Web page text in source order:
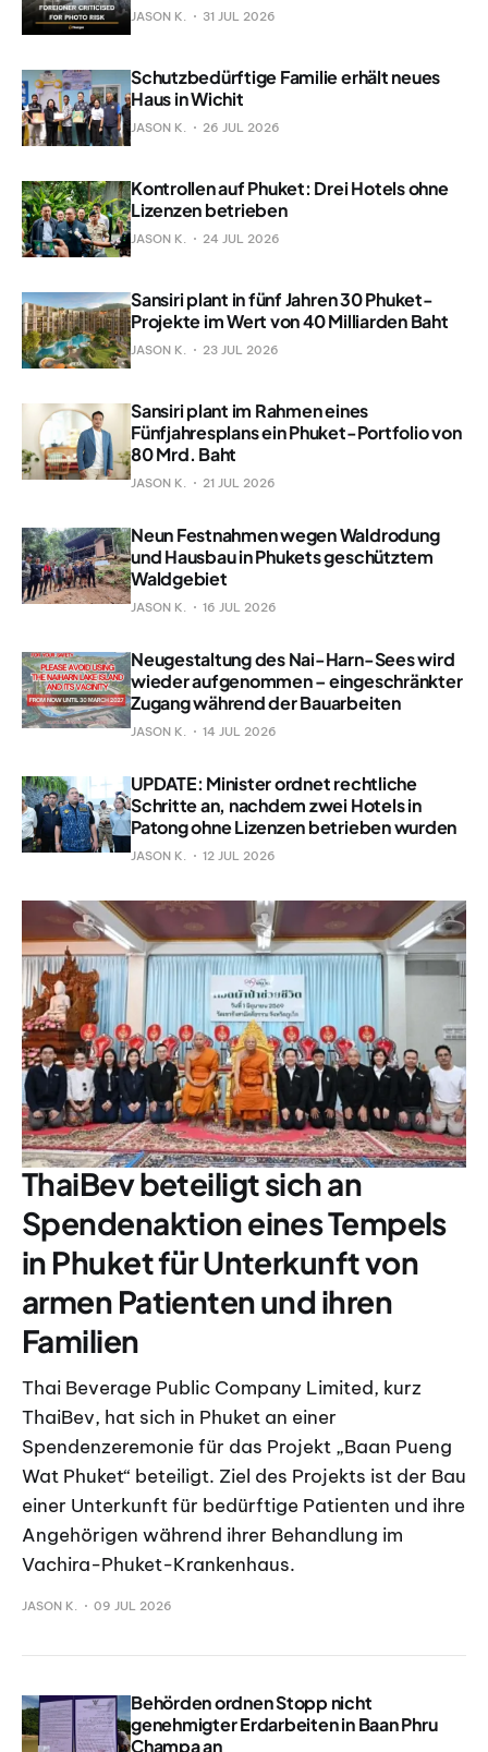
JASON K. 31 JUL 2026
Schutzbedürftige Familie erhält neues
Haus in Wichit
JASON K. 26 JUL 2026
Kontrollen auf Phuket: Drei Hotels ohne
Lizenzen betrieben
JASON K. 24 JUL 2026
Sansiri plant in fünf Jahren 30 Phuket-
Projekte im Wert von 40 Milliarden Baht
JASON K. 23 JUL 2026
Sansiri plant im Rahmen eines
Fünfjahresplans ein Phuket-Portfolio von
80 Mrd. Baht
JASON K. 21 JUL 2026
Neun Festnahmen wegen Waldrodung
und Hausbau in Phukets geschütztem
Waldgebiet
JASON K. 16 JUL 2026
Neugestaltung des Nai-Harn-Sees wird
wieder aufgenommen – eingeschränkter
Zugang während der Bauarbeiten
JASON K. 14 JUL 2026
UPDATE: Minister ordnet rechtliche
Schritte an, nachdem zwei Hotels in
Patong ohne Lizenzen betrieben wurden
JASON K. 12 JUL 2026
ThaiBev beteiligt sich an
Spendenaktion eines Tempels
in Phuket für Unterkunft von
armen Patienten und ihren
Familien
Thai Beverage Public Company Limited, kurz
ThaiBev, hat sich in Phuket an einer
Spendenzeremonie für das Projekt „Baan Pueng
Wat Phuket“ beteiligt. Ziel des Projekts ist der Bau
einer Unterkunft für bedürftige Patienten und ihre
Angehörigen während ihrer Behandlung im
Vachira-Phuket-Krankenhaus.
JASON K. 09 JUL 2026
Behörden ordnen Stopp nicht
genehmigter Erdarbeiten in Baan Phru
Champa an